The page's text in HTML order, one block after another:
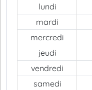
lundi
mardi
mercredi
jeudi
vendredi
samedi